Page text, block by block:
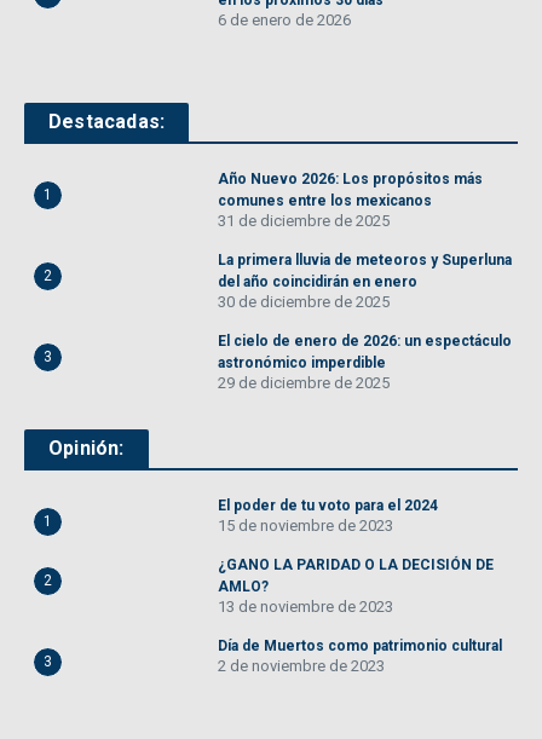
6 de enero de 2026
Destacadas:
1
Año Nuevo 2026: Los propósitos más
comunes entre los mexicanos
31 de diciembre de 2025
2
La primera lluvia de meteoros y Superluna
del año coincidirán en enero
30 de diciembre de 2025
3
El cielo de enero de 2026: un espectáculo
astronómico imperdible
29 de diciembre de 2025
Opinión:
1
El poder de tu voto para el 2024
15 de noviembre de 2023
2
¿GANO LA PARIDAD O LA DECISIÓN DE
AMLO?
13 de noviembre de 2023
3
Día de Muertos como patrimonio cultural
2 de noviembre de 2023